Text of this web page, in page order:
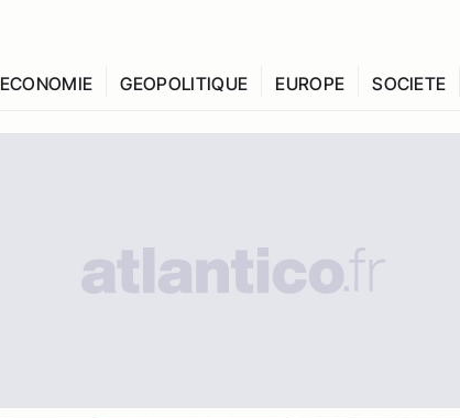
ECONOMIE GEOPOLITIQUE EUROPE SOCIETE